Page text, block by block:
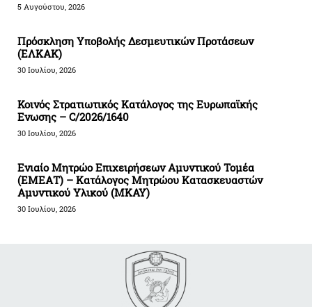
5 Αυγούστου, 2026
Πρόσκληση Υποβολής Δεσμευτικών Προτάσεων
(ΕΛΚΑΚ)
30 Ιουλίου, 2026
Κοινός Στρατιωτικός Κατάλογος της Ευρωπαϊκής
Ενωσης – C/2026/1640
30 Ιουλίου, 2026
Ενιαίο Μητρώο Επιχειρήσεων Αμυντικού Τομέα
(ΕΜΕΑΤ) – Κατάλογος Μητρώου Κατασκευαστών
Αμυντικού Υλικού (ΜΚΑΥ)
30 Ιουλίου, 2026